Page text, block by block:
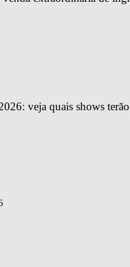
veja quais shows